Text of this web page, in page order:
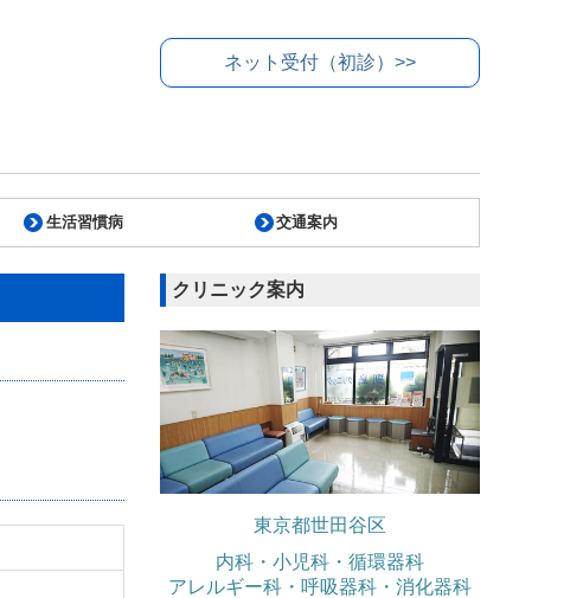
ネット受付（初診）>>
生活習慣病 交通案内
クリニック案内
東京都世田谷区
内科・小児科・循環器科
アレルギー科・呼吸器科・消化器科